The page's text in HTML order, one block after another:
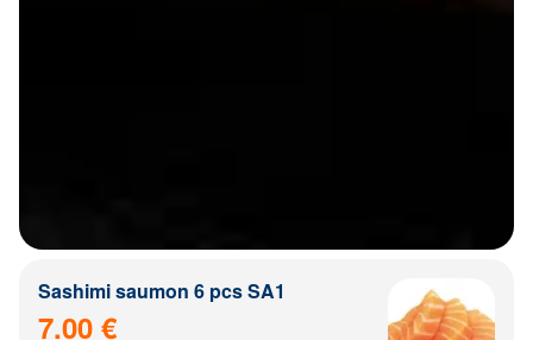
Sashimi saumon 6 pcs SA1
7.00 €